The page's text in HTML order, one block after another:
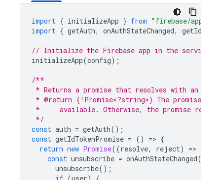
import { initializeApp } from "firebase/app"
import { getAuth, onAuthStateChanged,
// Initialize the Firebase app in the service
initializeApp(config);
/**
* Returns a promise that resolves with an ID
* @return {!Promise<?string>} The promise
*     available. Otherwise, the promise
*/
const auth = getAuth();
const getIdTokenPromise = () => {
return new Promise((resolve, reject) =>
const unsubscribe = onAuthStateChanged(
unsubscribe();